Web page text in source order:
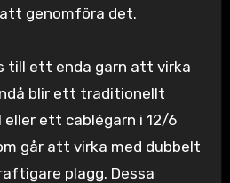
genomföra det.
till ett enda garn att virka
blir ett traditionellt
ett cablégarn i 12/6
går att virka med dubbelt
plagg. Dessa